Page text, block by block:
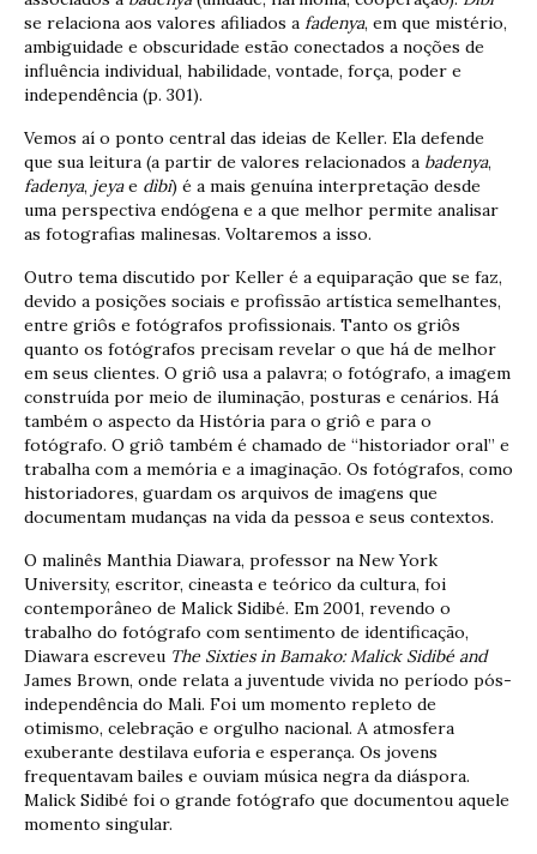
se relaciona aos valores afiliados a fadenya, em que mistério,
ambiguidade e obscuridade estão conectados a noções de
influência individual, habilidade, vontade, força, poder e
independência (p. 301).
Vemos aí o ponto central das ideias de Keller. Ela defende
que sua leitura (a partir de valores relacionados a badenya,
fadenya, jeyae dìbi) é a mais genuína interpretação desde
uma perspectiva endógena e a que melhor permite analisar
as fotografias malinesas. Voltaremos a isso.
Outro tema discutido por Keller é a equiparação que se faz,
devido a posições sociais e profissão artística semelhantes,
entre griôs e fotógrafos profissionais. Tanto os griôs
quanto os fotógrafos precisam revelar o que há de melhor
em seus clientes. O griô usa a palavra; o fotógrafo, a imagem
construída por meio de iluminação, posturas e cenários. Há
também o aspecto da História para o griô e para o
fotógrafo. O griô também é chamado de “historiador oral” e
trabalha com a memória e a imaginação. Os fotógrafos, como
historiadores, guardam os arquivos de imagens que
documentam mudanças na vida da pessoa e seus contextos.
O malinês Manthia Diawara, professor na New York
University, escritor, cineasta e teórico da cultura, foi
contemporâneo de Malick Sidibé. Em 2001, revendo o
trabalho do fotógrafo com sentimento de identificação,
Diawara escreveu The Sixties in Bamako: Malick Sidibé and
James Brown, onde relata a juventude vivida no período pós-
independência do Mali. Foi um momento repleto de
otimismo, celebração e orgulho nacional. A atmosfera
exuberante destilava euforia e esperança. Os jovens
frequentavam bailes e ouviam música negra da diáspora.
Malick Sidibé foi o grande fotógrafo que documentou aquele
momento singular.